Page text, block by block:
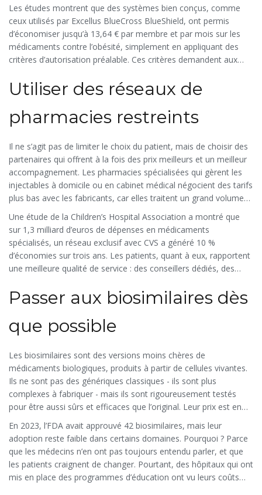
qui n’offre pas un meilleur résultat qu’un autre à 800 € peut être
remplacé. Ce n’est pas une restriction, c’est une rationalisation.
Les études montrent que des systèmes bien conçus, comme
ceux utilisés par Excellus BlueCross BlueShield, ont permis
d’économiser jusqu’à 13,64 € par membre et par mois sur les
médicaments contre l’obésité, simplement en appliquant des
critères d’autorisation préalable. Ces critères demandent aux
essayés en premier, ou que le patient répond bien au
traitement. Résultat ? Moins de gaspillage, plus de transparence.
Utiliser des réseaux de
pharmacies restreints
Il ne s’agit pas de limiter le choix du patient, mais de choisir des
partenaires qui offrent à la fois des prix meilleurs et un meilleur
accompagnement. Les pharmacies spécialisées qui gèrent les
injectables à domicile ou en cabinet médical négocient des tarifs
plus bas avec les fabricants, car elles traitent un grand volume
de prescriptions. En se concentrant sur un petit nombre de ces
pharmacies, les systèmes de santé peuvent obtenir jusqu’à 15 %
d’économies sur les coûts contractuels.
Une étude de la Children’s Hospital Association a montré que
sur 1,3 milliard d’euros de dépenses en médicaments
spécialisés, un réseau exclusif avec CVS a généré 10 %
d’économies sur trois ans. Les patients, quant à eux, rapportent
une meilleure qualité de service : des conseillers dédiés, des
n’est pas une perte de liberté, c’est un service plus intelligent.
Passer aux biosimilaires dès
que possible
Les biosimilaires sont des versions moins chères de
médicaments biologiques, produits à partir de cellules vivantes.
Ils ne sont pas des génériques classiques - ils sont plus
complexes à fabriquer - mais ils sont rigoureusement testés
pour être aussi sûrs et efficaces que l’original. Leur prix est en
moyenne 50 % inférieur. Et ça, c’est colossal.
En 2023, l’FDA avait approuvé 42 biosimilaires, mais leur
adoption reste faible dans certains domaines. Pourquoi ? Parce
que les médecins n’en ont pas toujours entendu parler, et que
les patients craignent de changer. Pourtant, des hôpitaux qui ont
mis en place des programmes d’éducation ont vu leurs coûts